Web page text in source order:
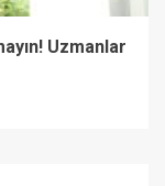
Uzmanlar